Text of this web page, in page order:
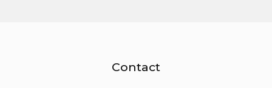
Contact